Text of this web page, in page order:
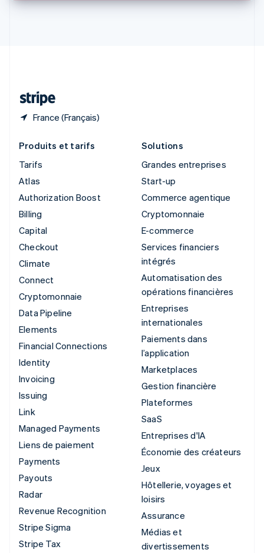
France (Français)
Slovénie
Produits et tarifs
Tarifs
Atlas
Authorization Boost
Billing
Capital
Checkout
Climate
Connect
Cryptomonnaie
Data Pipeline
Elements
Financial Connections
Identity
Invoicing
Issuing
Link
Managed Payments
Liens de paiement
Payments
Payouts
Radar
Revenue Recognition
Stripe Sigma
Stripe Tax
Solutions
Grandes entreprises
Start-up
Commerce agentique
Cryptomonnaie
E-commerce
Services financiers
intégrés
Automatisation des
opérations financières
Entreprises
internationales
Paiements dans
l’application
Marketplaces
Gestion financière
Plateformes
SaaS
Entreprises d'IA
Économie des créateurs
Jeux
Hôtellerie, voyages et
loisirs
Assurance
Médias et
divertissements